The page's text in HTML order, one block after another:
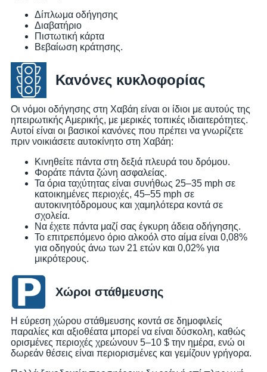
Δίπλωμα οδήγησης
Διαβατήριο
Πιστωτική κάρτα
Βεβαίωση κράτησης.
Κανόνες κυκλοφορίας
Οι νόμοι οδήγησης στη Χαβάη είναι οι ίδιοι με αυτούς της
ηπειρωτικής Αμερικής, με μερικές τοπικές ιδιαιτερότητες.
Αυτοί είναι οι βασικοί κανόνες που πρέπει να γνωρίζετε
πριν νοικιάσετε αυτοκίνητο στη Χαβάη:
Κινηθείτε πάντα στη δεξιά πλευρά του δρόμου.
Φοράτε πάντα ζώνη ασφαλείας.
Τα όρια ταχύτητας είναι συνήθως 25–35 mph σε
κατοικημένες περιοχές, 45–55 mph σε
αυτοκινητόδρομους και χαμηλότερα κοντά σε
σχολεία.
Να έχετε πάντα μαζί σας έγκυρη άδεια οδήγησης.
Το επιτρεπόμενο όριο αλκοόλ στο αίμα είναι 0,08%
για οδηγούς άνω των 21 ετών και 0,02% για
μικρότερους.
Χώροι στάθμευσης
Η εύρεση χώρου στάθμευσης κοντά σε δημοφιλείς
παραλίες και αξιοθέατα μπορεί να είναι δύσκολη, καθώς
ορισμένες περιοχές χρεώνουν 5–10 $ την ημέρα, ενώ οι
δωρεάν θέσεις είναι περιορισμένες και γεμίζουν γρήγορα.